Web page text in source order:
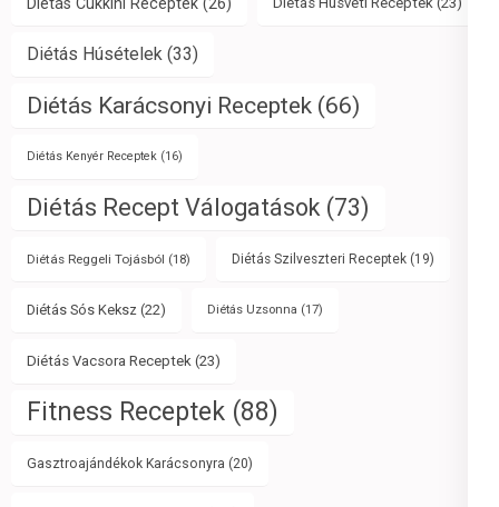
Diétás Húsételek (33)
Diétás Karácsonyi Receptek (66)
Diétás Kenyér Receptek (16)
Diétás Recept Válogatások (73)
Diétás Reggeli Tojásból (18) Diétás Szilveszteri Receptek (19)
Diétás Sós Keksz (22) Diétás Uzsonna (17)
Diétás Vacsora Receptek (23)
Fitness Receptek (88)
Gasztroajándékok Karácsonyra (20)